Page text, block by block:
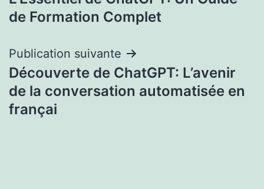
de
de Formation Complet
Publication suivante
Découverte de ChatGPT: L’avenir
de la conversation automatisée en
françai